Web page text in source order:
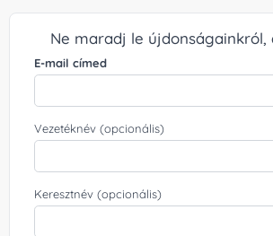
Ne maradj le újdonságainkról,
E-mail címed
Vezetéknév (opcionális)
Keresztnév (opcionális)